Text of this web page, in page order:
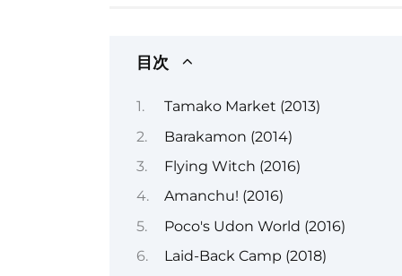
目次
Tamako Market (2013)
Barakamon (2014)
Flying Witch (2016)
Amanchu! (2016)
Poco's Udon World (2016)
Laid-Back Camp (2018)